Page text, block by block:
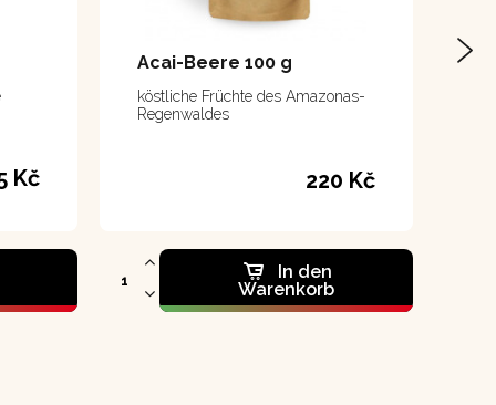
Kč
Acai-Beere 100 g
köstliche Früchte des Amazonas-
Regenwaldes
220 Kč
In den
Warenkorb